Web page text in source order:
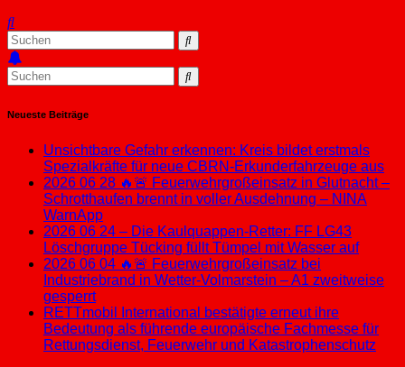
Neueste Beiträge
Unsichtbare Gefahr erkennen: Kreis bildet erstmals
Spezialkräfte für neue CBRN-Erkunderfahrzeuge aus
2026 06 28 🔥🚨 Feuerwehrgroßeinsatz in Glutnacht –
Schrotthaufen brennt in voller Ausdehnung – NINA
WarnApp
2026 06 24 – Die Kaulquappen-Retter: FF LG43
Löschgruppe Tücking füllt Tümpel mit Wasser auf
2026 06 04 🔥🚨 Feuerwehrgroßeinsatz bei
Industriebrand in Wetter-Volmarstein – A1 zweitweise
gesperrt
RETTmobil International bestätigte erneut ihre
Bedeutung als führende europäische Fachmesse für
Rettungsdienst, Feuerwehr und Katastrophenschutz